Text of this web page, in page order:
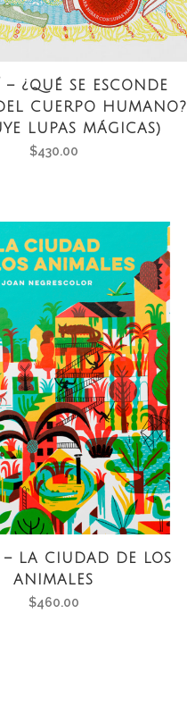
¿QUÉ SE ESCONDE
CUERPO HUMANO?
LUPAS MÁGICAS)
$430.00
LA CIUDAD DE LOS
ANIMALES
$460.00